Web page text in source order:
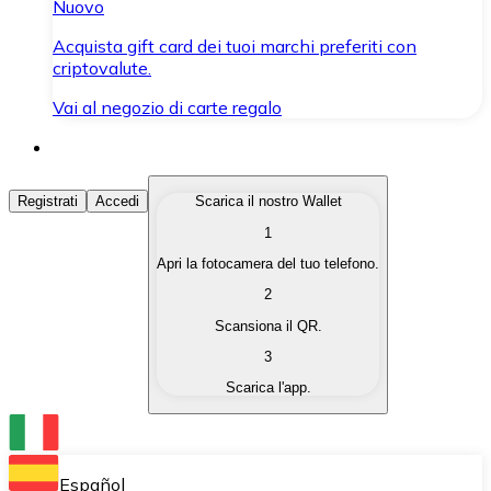
Nuovo
Acquista gift card dei tuoi marchi preferiti con
criptovalute.
Vai al negozio di carte regalo
Acquista Criptovalute
Acquista le criptovalute che ti interessano in modo
Converti le tue criptovalute in valuta fiat quando ne
Scambia una criptovaluta con un'altra
Conserva le tue cripto in un Wallet self-custodial.
Registrati Accedi
Scarica il nostro Wallet
1
Apri la fotocamera del tuo telefono.
2
Scansiona il QR.
3
Scarica l'app.
Español